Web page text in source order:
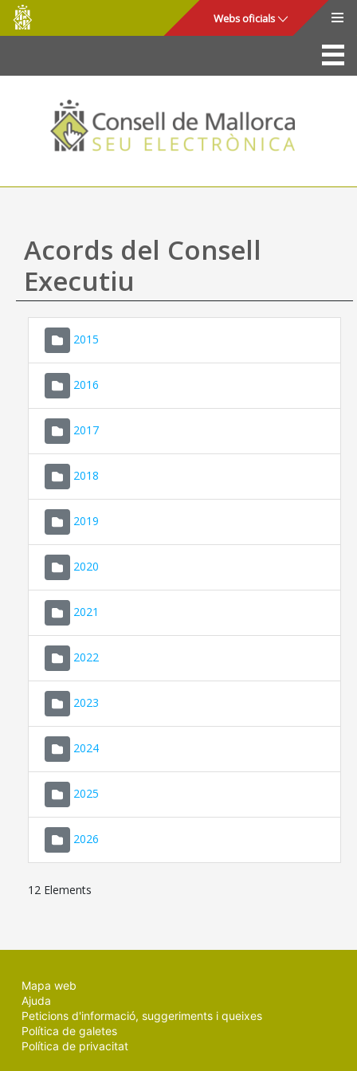
Salta al contingut principal
Consell
de
Mallorca
Webs oficials
La Seu
Consell de Mallorca
Accés i seguretat
Utilitats
Ajuda
Acords del Consell
Executiu
2015
2016
2017
2018
2019
2020
2021
2022
2023
2024
2025
2026
12 Elements
Mapa web
Ajuda
Peticions d'informació, suggeriments i queixes
Política de galetes
Política de privacitat